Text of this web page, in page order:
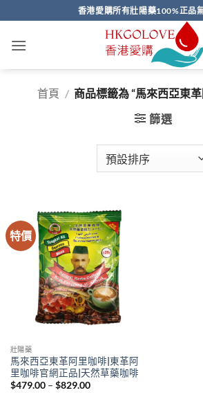
to
content
香港愛購所有壯陽藥100%正品
首頁 / 商品標籤為 “馬來西亞東
篩選
特價
壯陽藥
馬來西亞東革阿里咖啡|東革阿
里咖啡官網正品|天然草藥咖啡
$479.00 – $829.00Price